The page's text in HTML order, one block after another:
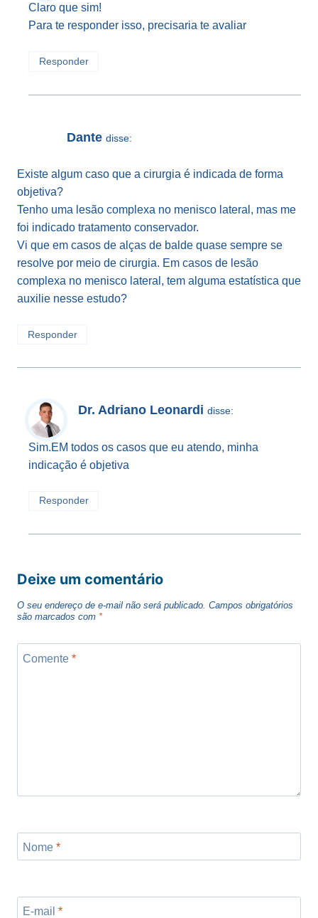
Claro que sim!
Para te responder isso, precisaria te avaliar
Responder
Dante disse:
Existe algum caso que a cirurgia é indicada de forma
objetiva?
Tenho uma lesão complexa no menisco lateral, mas me
foi indicado tratamento conservador.
Vi que em casos de alças de balde quase sempre se
resolve por meio de cirurgia. Em casos de lesão
complexa no menisco lateral, tem alguma estatística que
auxilie nesse estudo?
Responder
Dr. Adriano Leonardi disse:
Sim.EM todos os casos que eu atendo, minha
indicação é objetiva
Responder
Deixe um comentário
O seu endereço de e-mail não será publicado. Campos obrigatórios
são marcados com *
Comente *
Nome *
E-mail *